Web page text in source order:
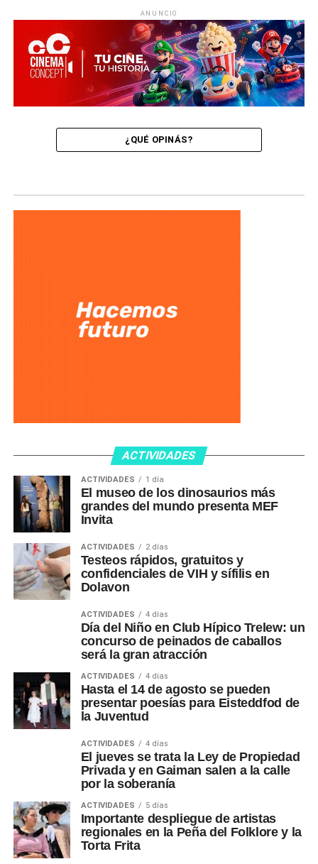
ANUNCIO
¿QUÉ OPINÁS?
ACTIVIDADES
ACTIVIDADES 1 día
El museo de los dinosaurios más
grandes del mundo presenta MEF
Invita
ACTIVIDADES 2 días
Testeos rápidos, gratuitos y
confidenciales de VIH y sífilis en
Dolavon
ACTIVIDADES 4 días
Día del Niño en Club Hípico Trelew: un
concurso de peinados de caballos
será la gran atracción
ACTIVIDADES 4 días
Hasta el 14 de agosto se pueden
presentar poesías para Eisteddfod de
la Juventud
ACTIVIDADES 4 días
El jueves se trata la Ley de Propiedad
Privada y en Gaiman salen a la calle
por la soberanía
ACTIVIDADES 5 días
Importante despliegue de artistas
regionales en la Peña del Folklore y la
Torta Frita